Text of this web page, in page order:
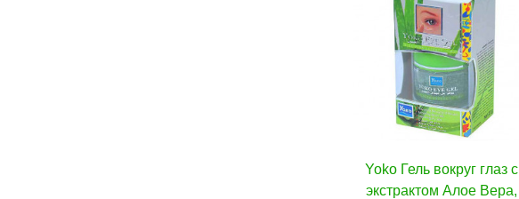
В корзину
Yoko Гель вокруг глаз с
экстрактом Алое Вера,